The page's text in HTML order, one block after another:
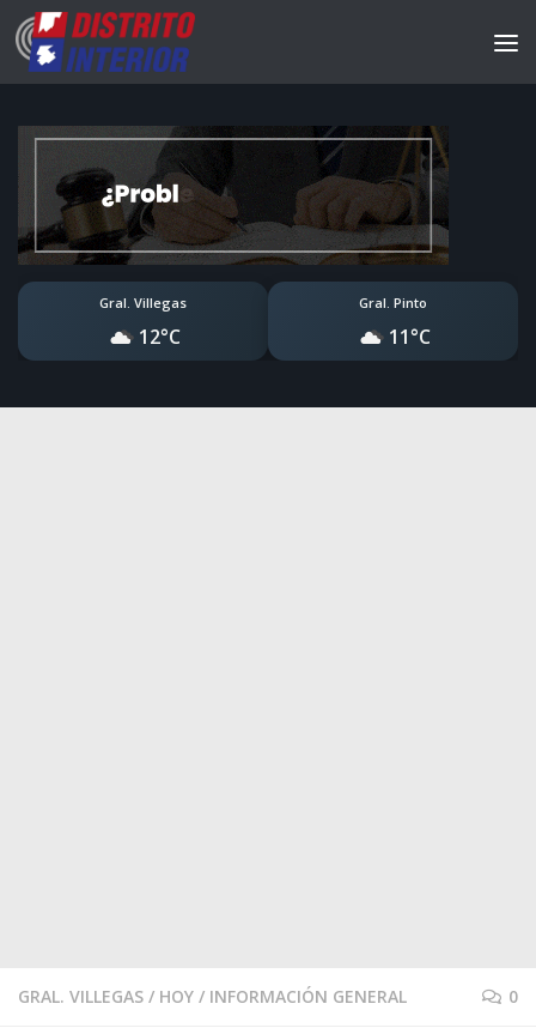
Gral. Villegas
12°C
Gral. Pinto
11°C
GRAL. VILLEGAS / HOY / INFORMACIÓN GENERAL 0